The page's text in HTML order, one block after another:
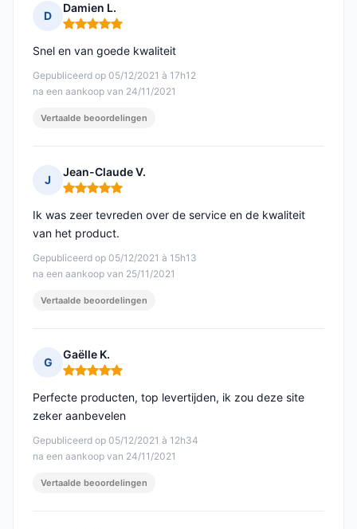
D
Damien L.
Opmerking: 5 van 5
Gepubliceerd op 05/12/2021 à 17h12
na een aankoop van 24/11/2021
Snel en van goede kwaliteit
Vertaalde beoordelingen
J
Jean-Claude V.
Opmerking: 5 van 5
Gepubliceerd op 05/12/2021 à 15h13
na een aankoop van 25/11/2021
Ik was zeer tevreden over de service en de kwaliteit
van het product.
Vertaalde beoordelingen
G
Gaëlle K.
Opmerking: 5 van 5
Gepubliceerd op 05/12/2021 à 12h34
na een aankoop van 24/11/2021
Perfecte producten, top levertijden, ik zou deze site
zeker aanbevelen
Vertaalde beoordelingen